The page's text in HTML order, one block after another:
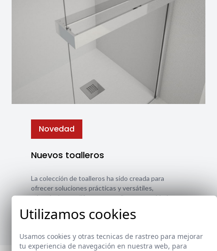
Novedad
Nuevos toalleros
La colección de toalleros ha sido creada para
ofrecer soluciones prácticas y versátiles,
adaptándose a diferentes estilos y necesidades.
Ver nuevos toalleros
Utilizamos cookies
Usamos cookies y otras tecnicas de rastreo para mejorar
tu experiencia de navegación en nuestra web, para